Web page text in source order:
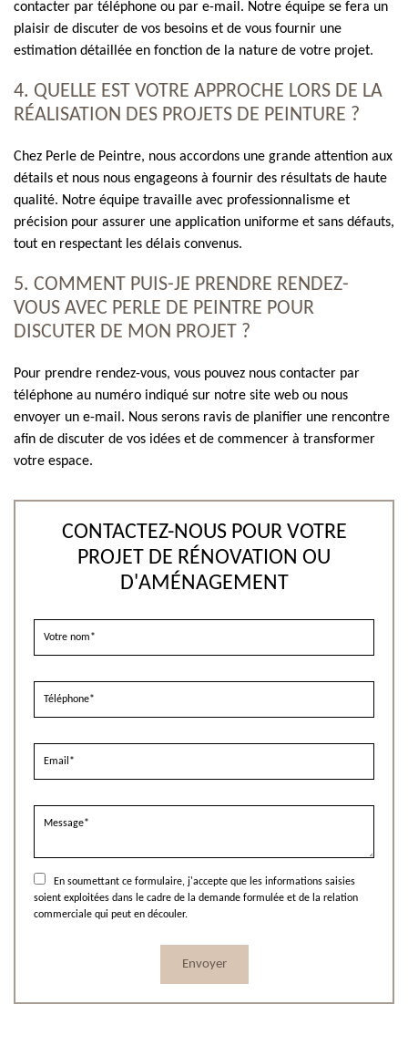
contacter par téléphone ou par e-mail. Notre équipe se fera un
plaisir de discuter de vos besoins et de vous fournir une
estimation détaillée en fonction de la nature de votre projet.
4. QUELLE EST VOTRE APPROCHE LORS DE LA
RÉALISATION DES PROJETS DE PEINTURE ?
Chez Perle de Peintre, nous accordons une grande attention aux
détails et nous nous engageons à fournir des résultats de haute
qualité. Notre équipe travaille avec professionnalisme et
précision pour assurer une application uniforme et sans défauts,
tout en respectant les délais convenus.
5. COMMENT PUIS-JE PRENDRE RENDEZ-
VOUS AVEC PERLE DE PEINTRE POUR
DISCUTER DE MON PROJET ?
Pour prendre rendez-vous, vous pouvez nous contacter par
téléphone au numéro indiqué sur notre site web ou nous
envoyer un e-mail. Nous serons ravis de planifier une rencontre
afin de discuter de vos idées et de commencer à transformer
votre espace.
CONTACTEZ-NOUS POUR VOTRE
PROJET DE RÉNOVATION OU
D'AMÉNAGEMENT
En soumettant ce formulaire, j'accepte que les informations saisies
soient exploitées dans le cadre de la demande formulée et de la relation
commerciale qui peut en découler.